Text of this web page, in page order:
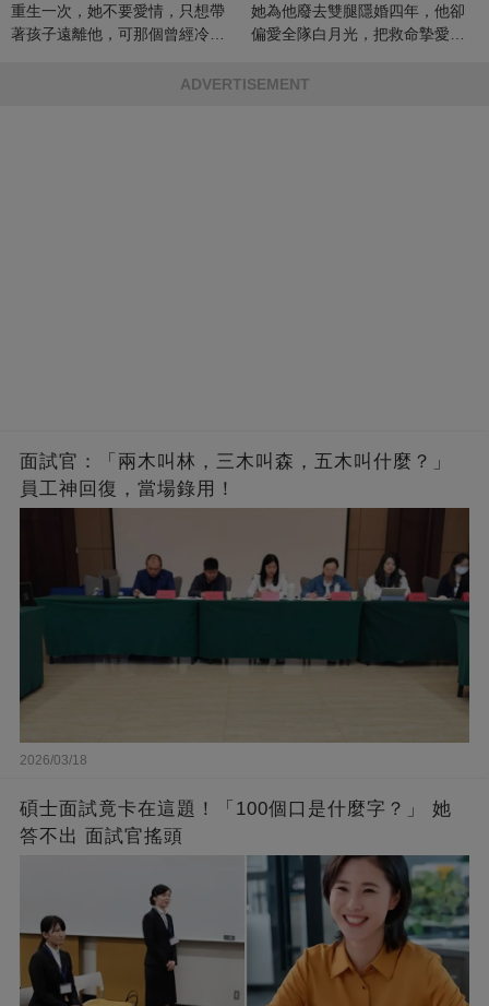
重生一次，她不要愛情，只想帶
著孩子遠離他，可那個曾經冷漠
她為他廢去雙腿隱婚四年，他卻
偏愛全隊白月光，把救命摯愛當
ADVERTISEMENT
面試官：「兩木叫林，三木叫森，五木叫什麼？」
員工神回復，當場錄用！
2026/03/18
碩士面試竟卡在這題！「100個口是什麼字？」 她
答不出 面試官搖頭